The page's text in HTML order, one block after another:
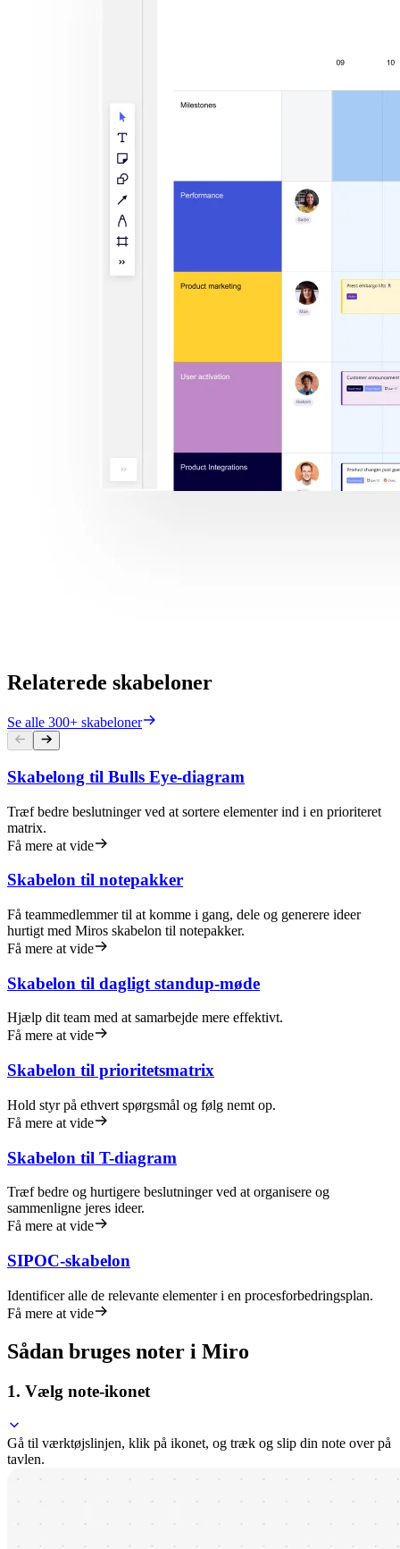
Relaterede skabeloner
Se alle 300+ skabeloner
Skabelong til Bulls Eye-diagram
Træf bedre beslutninger ved at sortere elementer ind i en prioriteret
matrix.
Få mere at vide
Skabelon til notepakker
Få teammedlemmer til at komme i gang, dele og generere ideer
hurtigt med Miros skabelon til notepakker.
Få mere at vide
Skabelon til dagligt standup-møde
Hjælp dit team med at samarbejde mere effektivt.
Få mere at vide
Skabelon til prioritetsmatrix
Hold styr på ethvert spørgsmål og følg nemt op.
Få mere at vide
Skabelon til T-diagram
Træf bedre og hurtigere beslutninger ved at organisere og
sammenligne jeres ideer.
Få mere at vide
SIPOC-skabelon
Identificer alle de relevante elementer i en procesforbedringsplan.
Få mere at vide
Sådan bruges noter i Miro
1. Vælg note-ikonet
Gå til værktøjslinjen, klik på ikonet, og træk og slip din note over på
tavlen.